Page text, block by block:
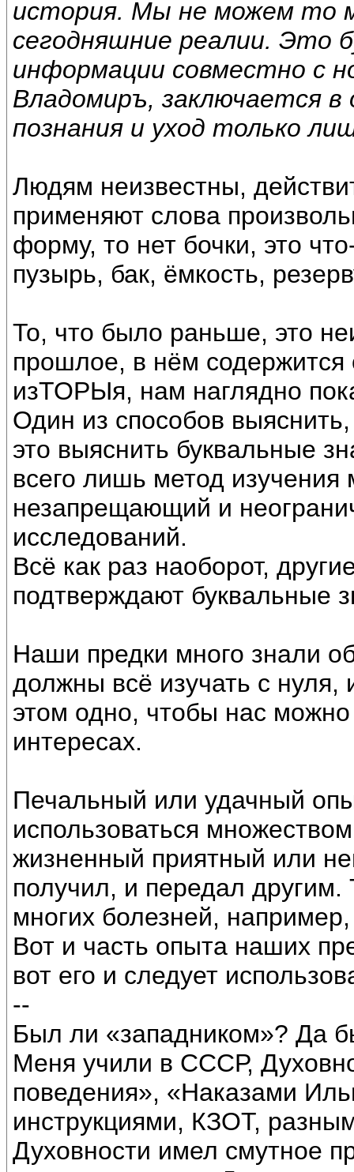
история. Мы не можем то
сегодняшние реалии. Это
информации совместно с
Владомиръ, заключается
познания и уход только
Людям неизвестны,
применяют слова
форму, то нет бочки, это
пузырь, бак, ёмкость,
То, что было раньше, это
прошлое, в нём содержится
изТОРЫя, нам наглядно
Один из способов
это выяснить буквальные
всего лишь метод изучения
незапрещающий и
исследований.
Всё как раз наоборот,
подтверждают буквальные
Наши предки много знали
должны всё изучать с нуля,
этом одно, чтобы нас
интересах.
Печальный или удачный
использоваться
жизненный приятный или
получил, и передал другим.
многих болезней, например,
Вот и часть опыта наших
вот его и следует
--
Был ли «западником»? Да
Меня учили в СССР,
поведения», «Наказами
инструкциями, КЗОТ,
Духовности имел смутное